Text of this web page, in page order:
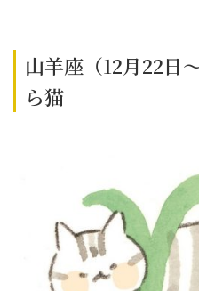
山羊座（12月22日
ら猫